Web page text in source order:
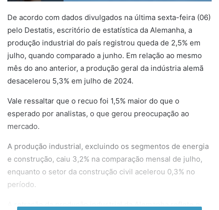
De acordo com dados divulgados na última sexta-feira (06)
pelo Destatis, escritório de estatística da Alemanha, a
produção industrial do país registrou queda de 2,5% em
julho, quando comparado a junho. Em relação ao mesmo
mês do ano anterior, a produção geral da indústria alemã
desacelerou 5,3% em julho de 2024.
Vale ressaltar que o recuo foi 1,5% maior do que o
esperado por analistas, o que gerou preocupação ao
mercado.
A produção industrial, excluindo os segmentos de energia
e construção, caiu 3,2% na comparação mensal de julho,
enquanto o setor da construção civil acelerou 0,3% no
período.
A retração da produção industrial da Alemanha reflete o